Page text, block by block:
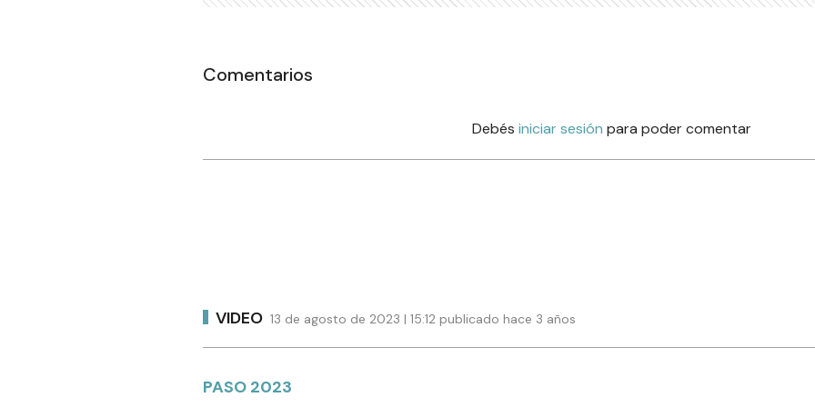
Comentarios
Debés iniciar sesión para poder comentar
VIDEO 13 de agosto de 2023 | 15:12 publicado hace 3 años
PASO 2023